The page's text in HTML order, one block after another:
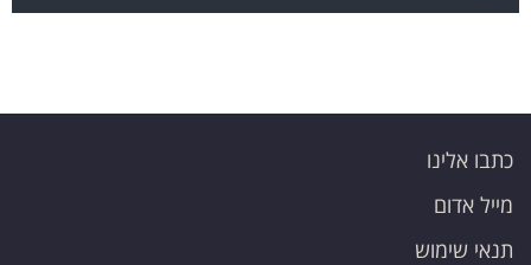
כתבו אלינו
מייל אדום
תנאי שימוש